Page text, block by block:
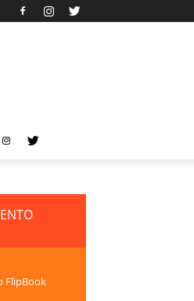
FlipBook